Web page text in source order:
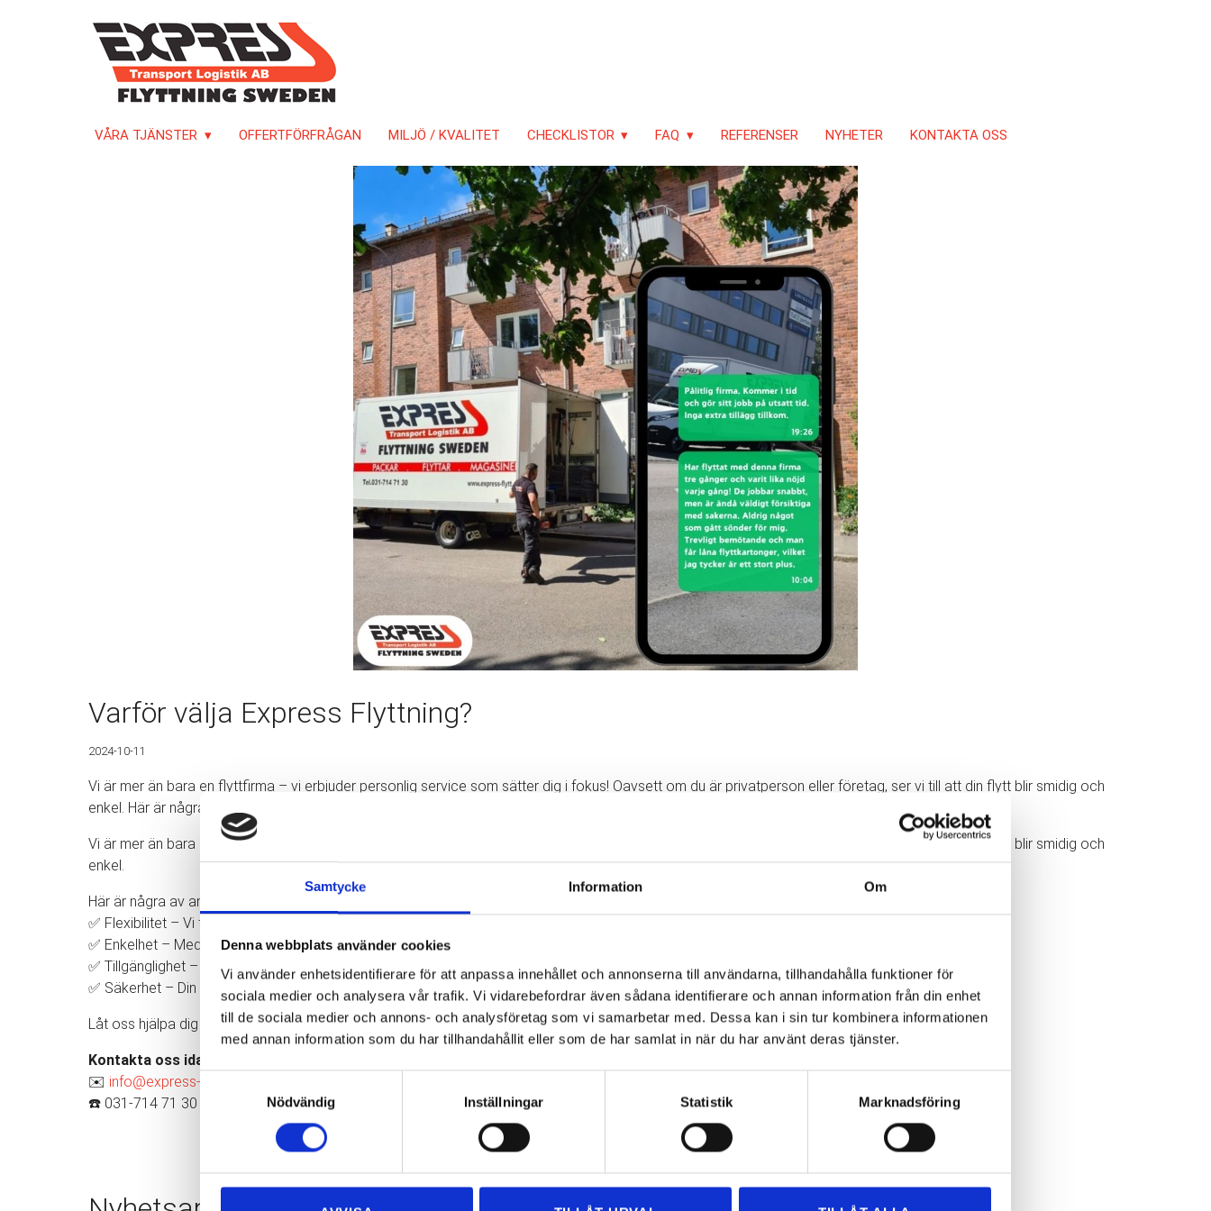
Samtycke Information Om
Denna webbplats använder cookies
Vi använder enhetsidentifierare för att anpassa innehållet och annonserna till användarna, tillhandahålla funktioner för
sociala medier och analysera vår trafik. Vi vidarebefordrar även sådana identifierare och annan information från din enhet
till de sociala medier och annons- och analysföretag som vi samarbetar med. Dessa kan i sin tur kombinera informationen
med annan information som du har tillhandahållit eller som de har samlat in när du har använt deras tjänster.
Samtyckesval
Nödvändig
Inställningar Statistik Marknadsföring
VÅRA TJÄNSTER OFFERTFÖRFRÅGAN MILJÖ / KVALITET CHECKLISTOR FAQ REFERENSER NYHETER KONTAKTA OSS
Varför välja Express Flyttning?
2024-10-11
Vi är mer än bara en flyttfirma – vi erbjuder personlig service som sätter dig i fokus! Oavsett om du är privatperson eller företag, ser vi till att din flytt blir smidig och
enkel. Här är några av anledningarna till att våra kunder älskar oss.
Vi är mer än bara en flyttfirma – vi erbjuder personlig service som sätter dig i fokus! Oavsett om du är privatperson eller företag, ser vi till att din flytt blir smidig och
enkel.
Här är några av anledningarna till att våra kunder älskar oss:
✅ Flexibilitet – Vi flyttar i hela Göteborg och anpassar oss efter dina behov.
✅ Enkelhet – Med en tydlig offert och möjligheten att betala med kort gör vi din flytt så enkel som möjligt.
✅ Tillgänglighet – Vi finns här för dig, alla dagar i veckan!
✅ Säkerhet – Din trygghet är vår prioritet. Vi har både ansvarsförsäkring och trafiktillstånd.
Låt oss hjälpa dig med din nästa flytt och upplev skillnaden med oss!
Kontakta oss idag!
✉️ info@express-flytt.com
☎️ 031-714 71 30